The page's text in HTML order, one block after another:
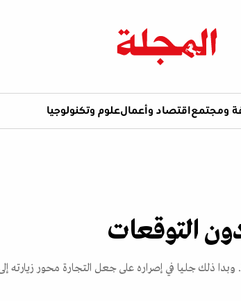
ومجتمع اقتصاد وأعمالعلوم وتكنولوجيا
التوقعات
وبدا ذلك جليا في إصراره على جعل التجارة محور زيارته